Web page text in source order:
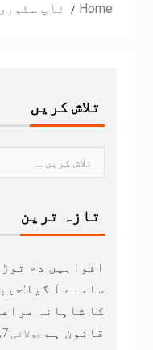
Home ٹاپ
تلاش کریں
تازہ ترین
افواہیں دم
سامنے آ
کا شاہانہ
قانون ہے جولائی 7, 2026